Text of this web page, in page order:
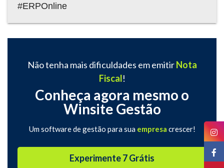
#ERPOnline
Não tenha mais dificuldades em emitirNota
Fiscal!
Conheça agora mesmo o
Winsite Gestão
Um software de gestão para sua empresa crescer!
Experimente 7 Grátis